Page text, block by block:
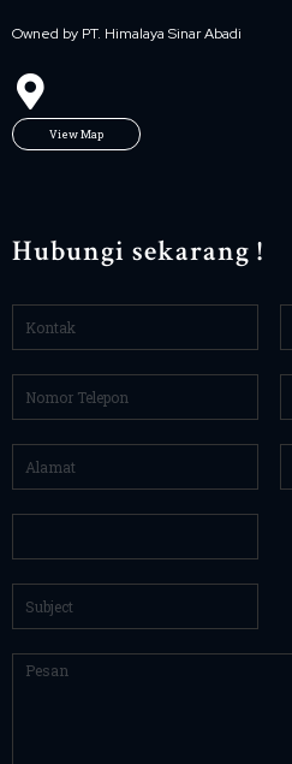
Owned by PT. Himalaya Sinar Abadi
View Map
Hubungi sekarang !